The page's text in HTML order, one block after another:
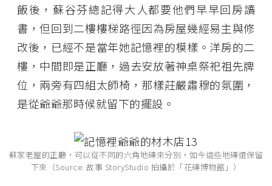
飯後，蘇谷芬總記得大人都要他們早早回房讀
書，但回到二樓樓梯路徑因為房屋幾經易主與修
改後，已經不是當年她記憶裡的模樣。洋房的二
樓，中間即是正廳，過去安放著神桌祭祀祖先牌
位，兩旁有四組太師椅，那樣莊嚴肅穆的氛圍，
是從爺爺那時候就留下的擺設。
蘇家老屋的正廳，可以從不同的六角地磚來分別，如今這些地磚還保留
下來（Source: 故事 StoryStudio 拍攝於「花磚博物館」）